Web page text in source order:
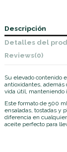
Descripción
Detalles del
Reviews(0)
Su elevado contenido
antioxidantes,
vida útil, manteniendo
Este formato de 500
ensaladas, tostadas y
diferencia en
aceite perfecto para